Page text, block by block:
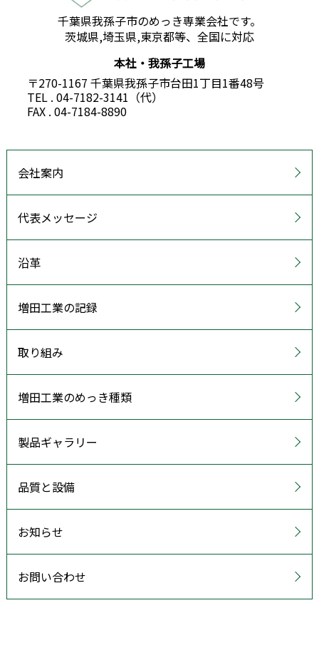
千葉県我孫子市のめっき専業会社です。
茨城県,埼玉県,東京都等、全国に対応
本社・我孫子工場
〒270-1167 千葉県我孫子市台田1丁目1番48号
TEL . 04-7182-3141（代）
FAX . 04-7184-8890
会社案内
代表メッセージ
沿革
増田工業の記録
取り組み
増田工業のめっき種類
製品ギャラリー
品質と設備
お知らせ
お問い合わせ